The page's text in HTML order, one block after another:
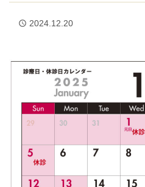
access_time 2024.12.20